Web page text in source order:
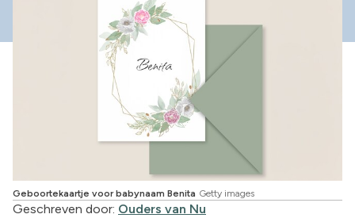
Geboortekaartje voor babynaam Benita Getty images
Geschreven door: Ouders van Nu